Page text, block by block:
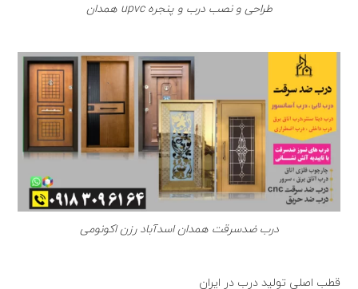
طراحی و نصب درب و پنجره upvc همدان
درب ضدسرقت همدان اسدآباد رزن اکونومی
قطب اصلی تولید درب در ایران